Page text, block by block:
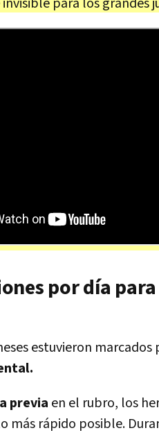
por día
estuvieron
previa en el rubro, los
más rápido posible.